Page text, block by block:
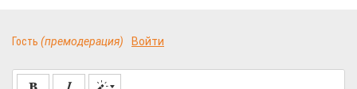
Гость (премодерация) Войти